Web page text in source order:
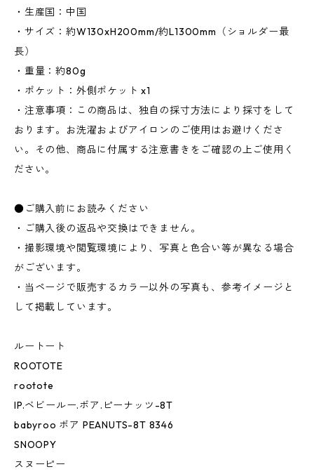
・生産国：中国
・サイズ：約W130xH200mm/約L1300mm（ショルダー最
長）
・重量：約80g
・ポケット：外側ポケット x1
・注意事項：この商品は、独自の採寸方法により採寸をして
おります。お洗濯およびアイロンのご使用はお避けくださ
い。その他、商品に付属する注意書きをご確認の上ご使用く
ださい。
●ご購入前にお読みください
・ご購入後の返品や交換はできません。
・撮影環境や閲覧環境により、写真と色合い等が異なる場合
がございます。
・当ページで販売するカラー以外の写真も、参考イメージと
して掲載しています。
ルートート
ROOTOTE
rootote
IP.ベビールー.ボア.ピーナッツ-8T
babyroo ボア PEANUTS-8T 8346
SNOOPY
スヌーピー